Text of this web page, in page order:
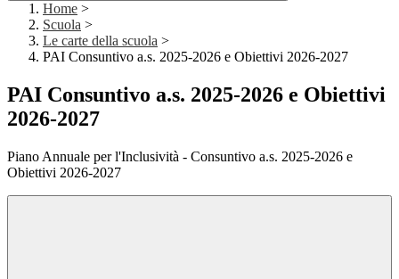
Home >
Scuola >
Le carte della scuola >
PAI Consuntivo a.s. 2025-2026 e Obiettivi 2026-2027
PAI Consuntivo a.s. 2025-2026 e Obiettivi
2026-2027
Piano Annuale per l'Inclusività - Consuntivo a.s. 2025-2026 e
Obiettivi 2026-2027